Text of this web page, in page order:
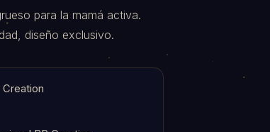
para la mamá activa.
diseño exclusivo.